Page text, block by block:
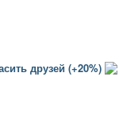
друзей (+20%)